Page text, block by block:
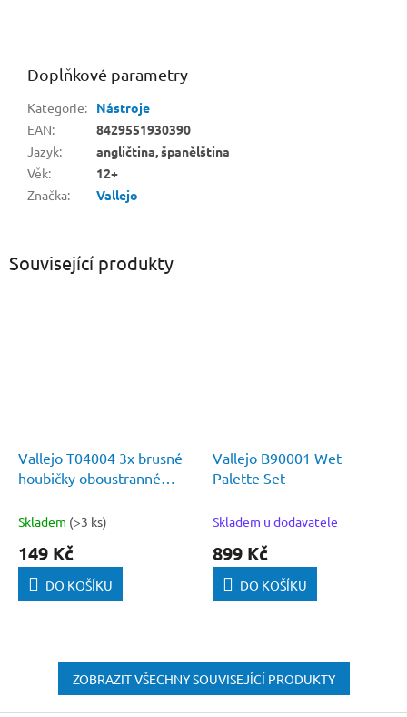
Související produkty
Vallejo T04004 3x brusné
houbičky oboustranné
Skladem (>3 ks)
149 Kč
DO KOŠÍKU
Vallejo B90001 Wet
Palette Set
Skladem u dodavatele
899 Kč
DO KOŠÍKU
ZOBRAZIT VŠECHNY SOUVISEJÍCÍ PRODUKTY
Doplňkové parametry
Kategorie:
Nástroje
EAN:
8429551930390
Jazyk:
angličtina, španělština
Věk:
12+
Značka: Vallejo